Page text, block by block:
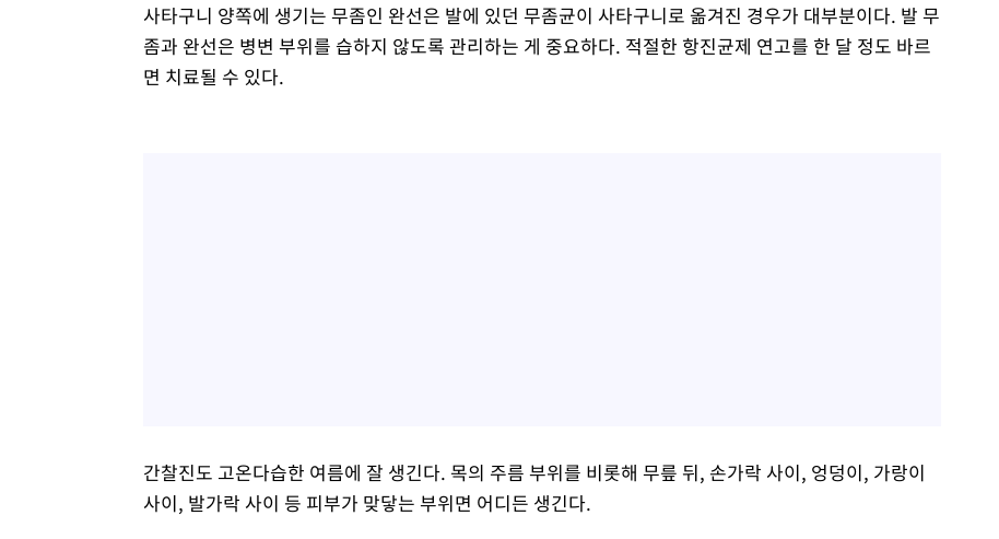
사타구니 양쪽에 생기는 무좀인 완선은 발에 있던 무좀균이 사타구니로 옮겨진 경우가 대부분이다. 발 무
좀과 완선은 병변 부위를 습하지 않도록 관리하는 게 중요하다. 적절한 항진균제 연고를 한 달 정도 바르
면 치료될 수 있다.
간찰진도 고온다습한 여름에 잘 생긴다. 목의 주름 부위를 비롯해 무릎 뒤, 손가락 사이, 엉덩이, 가랑이
사이, 발가락 사이 등 피부가 맞닿는 부위면 어디든 생긴다.